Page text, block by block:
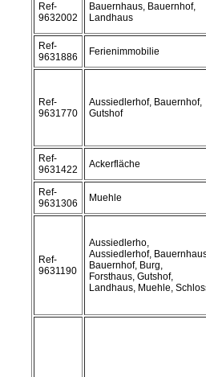
Ref-
9632002
Bauernhaus, Bauernhof,
Landhaus
Ref-
9631886
Ferienimmobilie
Ref-
9631770
Aussiedlerhof, Bauernhof,
Gutshof
Ref-
9631422
Ackerfläche
Ref-
9631306
Muehle
Ref-
9631190
Aussiedlerho,
Aussiedlerhof,
Bauernhof, Burg,
Forsthaus, Gutshof,
Landhaus, Muehle,